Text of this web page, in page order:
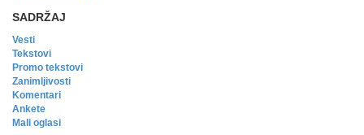
SADRŽAJ
Vesti
Tekstovi
Promo tekstovi
Zanimljivosti
Komentari
Ankete
Mali oglasi